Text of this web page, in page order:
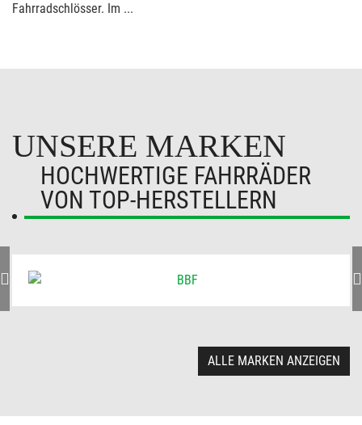
Fahrradschlösser. Im ...
UNSERE MARKEN
HOCHWERTIGE FAHRRÄDER
VON TOP-HERSTELLERN
ALLE MARKEN ANZEIGEN